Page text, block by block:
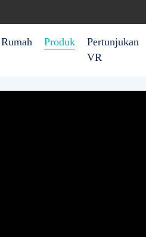
Rumah Produk
Pertunjukan
VR